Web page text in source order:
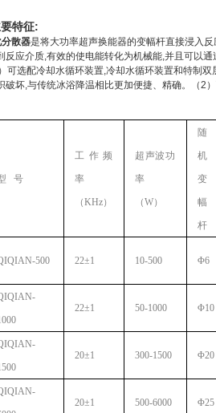
特征:
散器是将大功率超声换能器的变幅杆直接浸入
反应介质,有效的使电能转化为机械能,并且可以
可选配冷却水循环装置,冷却水循环装置和特制
破坏,与传统冰浴降温相比更加便捷、精确。（2
号
工作频
率
（KHz）
超声波功
率
（W）
随
机
变
幅
杆
500 22±1 10-500 Φ6
22±1 50-1000 Φ10
20±1 300-1500 Φ20
20±1 500-6000 Φ25